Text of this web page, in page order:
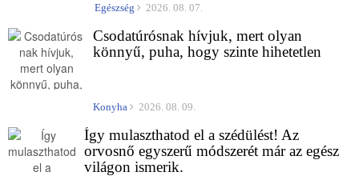
Egészség 2026. 08. 07.
Csodatúrósnak hívjuk, mert olyan
könnyű, puha, hogy szinte hihetetlen
Konyha 2026. 08. 09.
Így mulaszthatod el a szédülést! Az
orvosnő egyszerű módszerét már az egész
világon ismerik.